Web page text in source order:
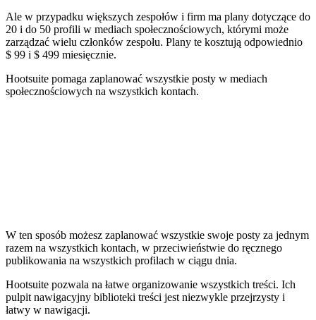
Ale w przypadku większych zespołów i firm ma plany dotyczące do
20 i do 50 profili w mediach społecznościowych, którymi może
zarządzać wielu członków zespołu. Plany te kosztują odpowiednio
$ 99 i $ 499 miesięcznie.
Hootsuite pomaga zaplanować wszystkie posty w mediach
społecznościowych na wszystkich kontach.
W ten sposób możesz zaplanować wszystkie swoje posty za jednym
razem na wszystkich kontach, w przeciwieństwie do ręcznego
publikowania na wszystkich profilach w ciągu dnia.
Hootsuite pozwala na łatwe organizowanie wszystkich treści. Ich
pulpit nawigacyjny biblioteki treści jest niezwykle przejrzysty i
łatwy w nawigacji.